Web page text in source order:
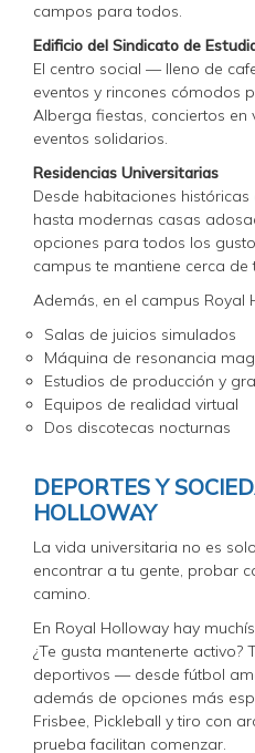
campos para todos.
Edificio del Sindicato de
El centro social — lleno de
eventos y rincones cómodos
Alberga fiestas, conciertos en
eventos solidarios.
Residencias Universitarias
Desde habitaciones históricas
hasta modernas casas
opciones para todos los
campus te mantiene cerca de
Además, en el campus Royal
Salas de juicios simulados
Máquina de resonancia
Estudios de producción y
Equipos de realidad virtual
Dos discotecas nocturnas
DEPORTES Y
HOLLOWAY
La vida universitaria no es
encontrar a tu gente, probar
camino.
En Royal Holloway hay
¿Te gusta mantenerte activo?
deportivos — desde fútbol
además de opciones más
Frisbee, Pickleball y tiro con
prueba facilitan comenzar.